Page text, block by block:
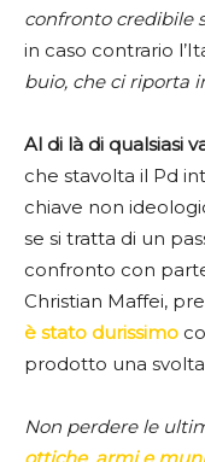
confronto credibile
in caso contrario
buio, che ci riporta
Al di là di qualsiasi
che stavolta il Pd
chiave non
se si tratta di un
confronto con
Christian Maffei,
è stato durissimo
prodotto una
Non perdere le